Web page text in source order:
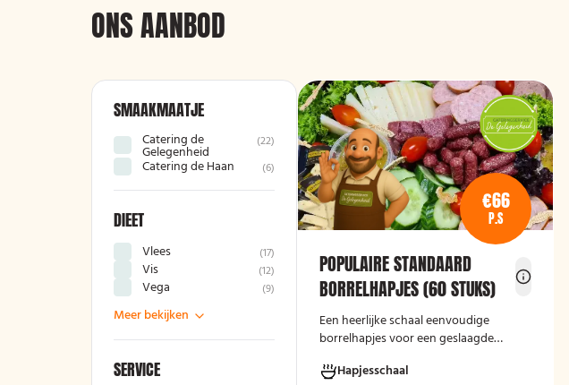
ONS AANBOD
SMAAKMAATJE
Catering de
Gelegenheid
(22)
Catering de Haan (6)
DIEET
Vlees (17)
Vis (12)
Vega (9)
Meer bekijken
SERVICE
€66
P.S
POPULAIRE STANDAARD
BORRELHAPJES (60 STUKS)
Een heerlijke schaal eenvoudige
borrelhapjes voor een geslaagde
Hapjesschaal